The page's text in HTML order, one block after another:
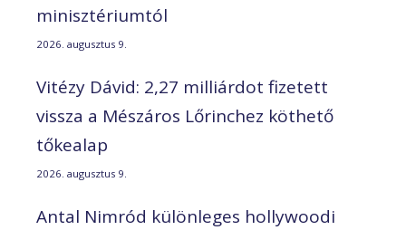
minisztériumtól
2026. augusztus 9.
Vitézy Dávid: 2,27 milliárdot fizetett
vissza a Mészáros Lőrinchez köthető
tőkealap
2026. augusztus 9.
Antal Nimród különleges hollywoodi